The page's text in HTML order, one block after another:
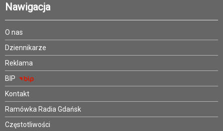
Nawigacja
O nas
Dziennikarze
Reklama
BIP
Kontakt
Ramówka Radia Gdańsk
Częstotliwości